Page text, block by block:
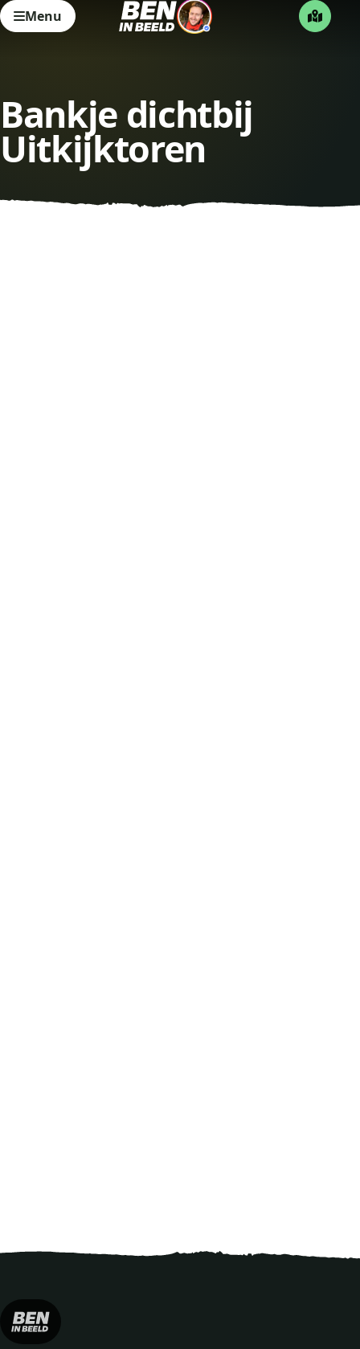
Menu
Bankje dichtbij
Uitkijktoren